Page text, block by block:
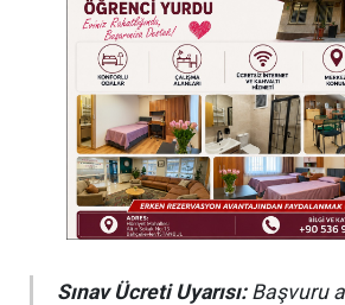
Sınav Ücreti Uyarısı:Başvuru